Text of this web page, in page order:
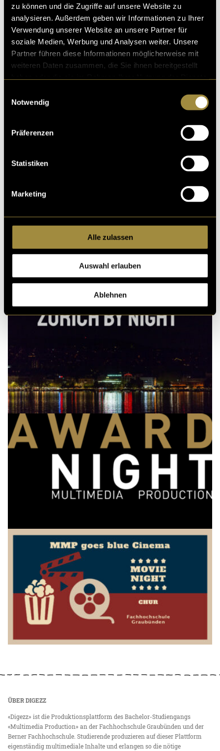
zu können und die Zugriffe auf unsere Website zu
analysieren. Außerdem geben wir Informationen zu Ihrer
Verwendung unserer Website an unsere Partner für
soziale Medien, Werbung und Analysen weiter. Unsere
Partner führen diese Informationen möglicherweise mit
weiteren Daten zusammen, die Sie ihnen bereitgestellt
Notwendig
Präferenzen
Statistiken
Marketing
Alle zulassen
Auswahl erlauben
Ablehnen
Bühne geht, sind noch einige Schritte notwendig. Der
wichtigste nächste Schritt ist die Umwandlung der
Filme in das korrekte Format. Ohne diesen Schritt
können die Filme nicht auf der grossen Leinwand
gezeigt werden. Dementsprechend werden wir auch
das Filmprogramm erstellen und den Preis für die
noch die Moderation schreiben und eine Person
organisieren, die Fotos machen wird.
(abb)
ÜBER DIGEZZ
«Digezz» ist die Produktionsplattform des Bachelor-Studiengangs
«Multimedia Production» an der Fachhochschule Graubünden und der
Berner Fachhochschule. Studierende produzieren auf dieser Plattform
eigenständig multimediale Inhalte und erlangen so die nötige